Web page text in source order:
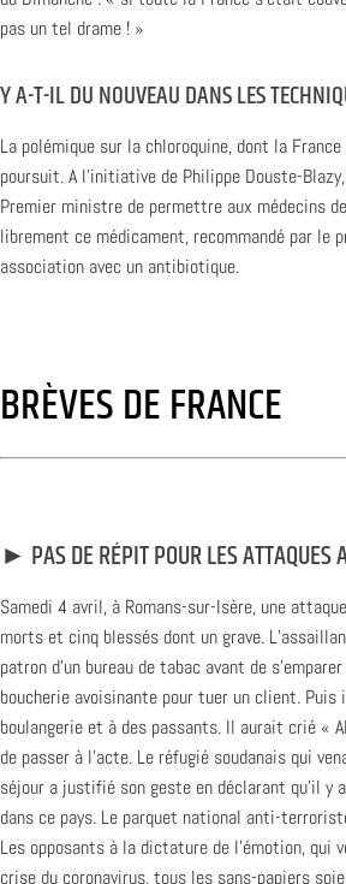
pas un tel drame ! »
Y A-T-IL DU NOUVEAU DANS LES
La polémique sur la chloroquine, dont la
poursuit. A l’initiative de Philippe Douste-
Premier ministre de permettre aux médecins
librement ce médicament, recommandé par le
association avec un antibiotique.
BRÈVES DE FRANCE
► PAS DE RÉPIT POUR LES ATTAQUES
Samedi 4 avril, à Romans-sur-Isère, une
morts et cinq blessés dont un grave.
patron d’un bureau de tabac avant de
boucherie avoisinante pour tuer un client. Puis
boulangerie et à des passants. Il aurait crié «
de passer à l’acte. Le réfugié soudanais qui
séjour a justifié son geste en déclarant qu’il y
dans ce pays. Le parquet national anti-
Les opposants à la dictature de l’émotion, qui
crise du coronavirus, tous les sans-papiers